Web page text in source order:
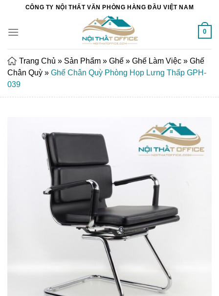
Chuyển
nội
CÔNG TY NỘI THẤT VĂN PHÒNG HÀNG ĐẦU VIỆT NAM
0
Trang Chủ » Sản Phẩm » Ghế » Ghế Làm Việc » Ghế
Chân Quỳ » Ghế Chân Quỳ Phòng Họp Lưng Thấp GPH-
039